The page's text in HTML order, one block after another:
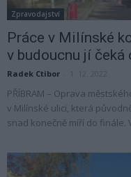
Zpravodajství
Práce v Milínské
v budoucnu jí čeká
Radek Ctibor
PŘÍBRAM – Oprava
v Milínské ulici, která
snad konečně míří do finále.